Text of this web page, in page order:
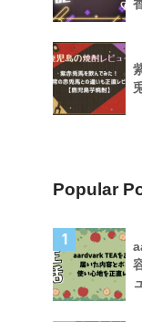
Popular
1